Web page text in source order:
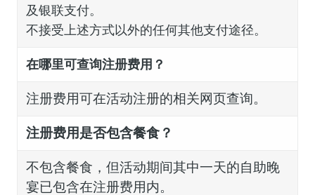
及银联支付。
不接受上述方式以外的任何其他支付途径。
在哪里可查询注册费用？
注册费用可在活动注册的相关网页查询。
注册费用是否包含餐食？
不包含餐食，但活动期间其中一天的自助晚
宴已包含在注册费用内。